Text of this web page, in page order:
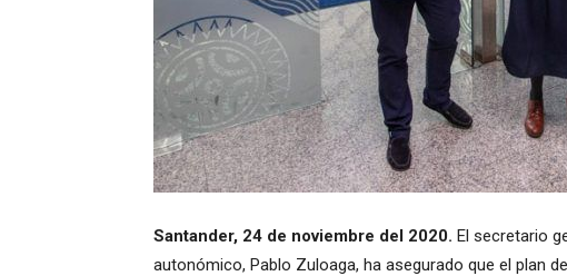
Santander, 24 de noviembre del 2020. El secretario
autonómico, Pablo Zuloaga, ha asegurado que el plan